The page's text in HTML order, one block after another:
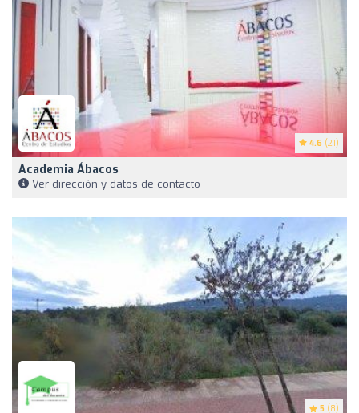
4.6 (21)
Academia Ábacos
Ver dirección y datos de contacto
5 (8)